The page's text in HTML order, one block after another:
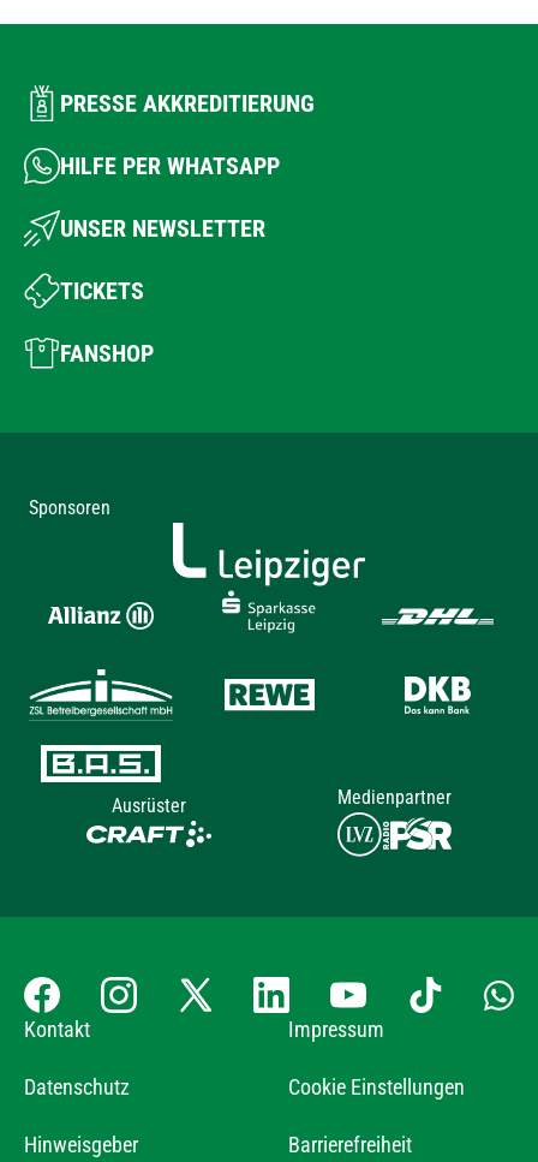
PRESSE AKKREDITIERUNG
HILFE PER WHATSAPP
UNSER NEWSLETTER
TICKETS
FANSHOP
Sponsoren
Ausrüster Medienpartner
Kontakt Impressum
Datenschutz Cookie Einstellungen
Hinweisgeber Barrierefreiheit